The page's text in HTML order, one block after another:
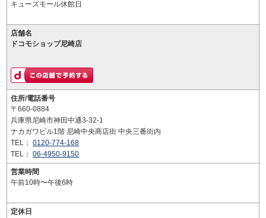
キューズモール休館日
店舗名
ドコモショップ尼崎店
住所/電話番号
〒660-0884
兵庫県尼崎市神田中通3-32-1
ナカガワビル1階 尼崎中央商店街 中央三番街内
TEL： 0120-774-168
TEL： 06-4950-9150
営業時間
午前10時〜午後6時
定休日